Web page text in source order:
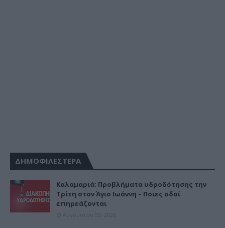
ΔΗΜΟΦΙΛΕΣΤΕΡΑ
Καλαμαριά: Προβλήματα υδροδότησης την
Τρίτη στον Άγιο Ιωάννη – Ποιες οδοί
επηρεάζονται